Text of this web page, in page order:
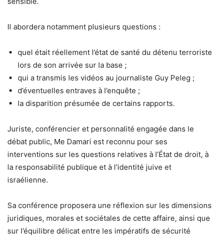
Il abordera notamment plusieurs questions :
quel était réellement l’état de santé du détenu terroriste
lors de son arrivée sur la base ;
qui a transmis les vidéos au journaliste Guy Peleg ;
d’éventuelles entraves à l’enquête ;
la disparition présumée de certains rapports.
Juriste, conférencier et personnalité engagée dans le
débat public, Me Damari est reconnu pour ses
interventions sur les questions relatives à l’État de droit, à
la responsabilité publique et à l’identité juive et
israélienne.
Sa conférence proposera une réflexion sur les dimensions
juridiques, morales et sociétales de cette affaire, ainsi que
sur l’équilibre délicat entre les impératifs de sécurité